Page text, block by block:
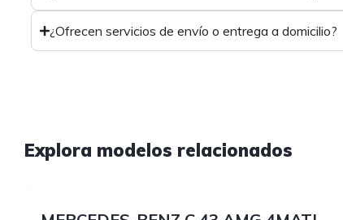
¿Ofrecen servicios de envío o entrega a domicilio?
Explora modelos relacionados
1